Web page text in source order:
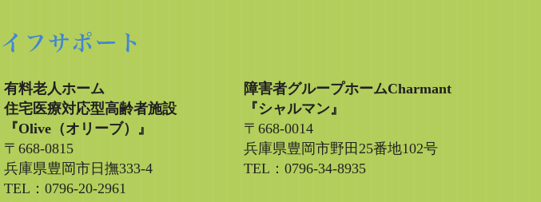
有料老人ホーム
住宅医療対応型高齢者施設
『Olive（オリーブ）』
〒668-0815
兵庫県豊岡市日撫333-4
TEL：0796-20-2961
障害者グループホームCharmant
『シャルマン』
〒668-0014
兵庫県豊岡市野田25番地102号
TEL：0796-34-8935